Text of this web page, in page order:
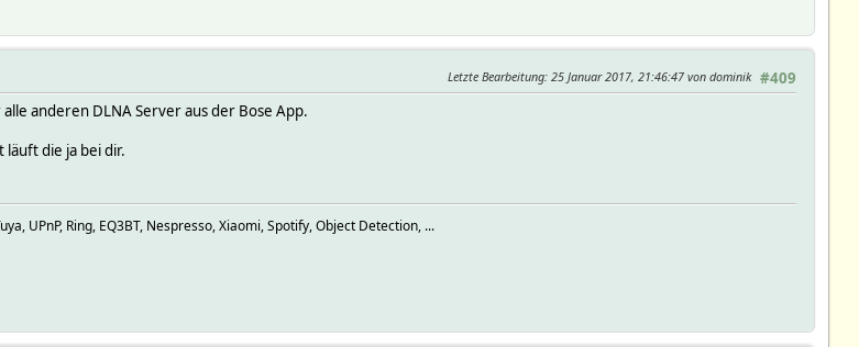
#409
Letzte Bearbeitung: 25 Januar 2017, 21:46:47 von dominik
anderen DLNA Server aus der Bose App.
die ja bei dir.
UPnP, Ring, EQ3BT, Nespresso, Xiaomi, Spotify, Object Detection, ...